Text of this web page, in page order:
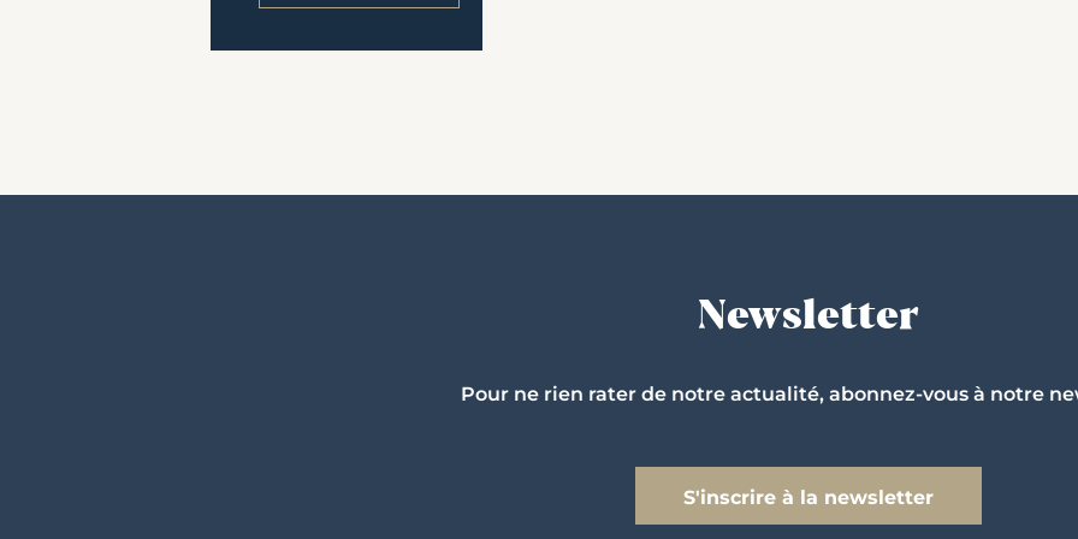
Newsletter
Pour ne rien rater de notre actualité, abonnez-vous à notre
S'inscrire à la newsletter